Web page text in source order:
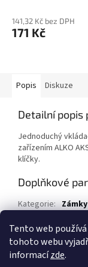
Tento web
tohoto webu
informacízde.
141,32 Kč bez DPH
171 Kč
Popis Diskuze
Detailní popis
Jednoduchý
zařízením ALKO
klíčky.
Doplňkové
Kategorie: